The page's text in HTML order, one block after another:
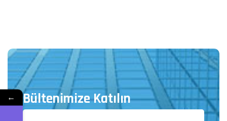
Bültenimize Katılın
←